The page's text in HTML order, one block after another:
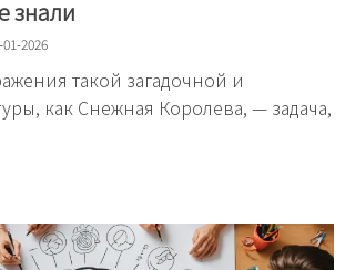
знали
01-2026
такой загадочной и
как Снежная Королева, — задача,